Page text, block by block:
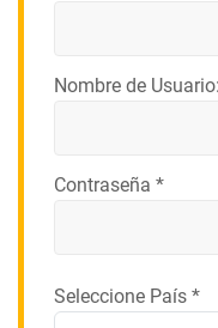
Nombre de
Contraseña *
Seleccione País *